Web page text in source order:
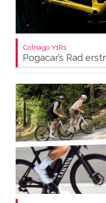
Colnago Y1Rs:
Pogacar’s Rad